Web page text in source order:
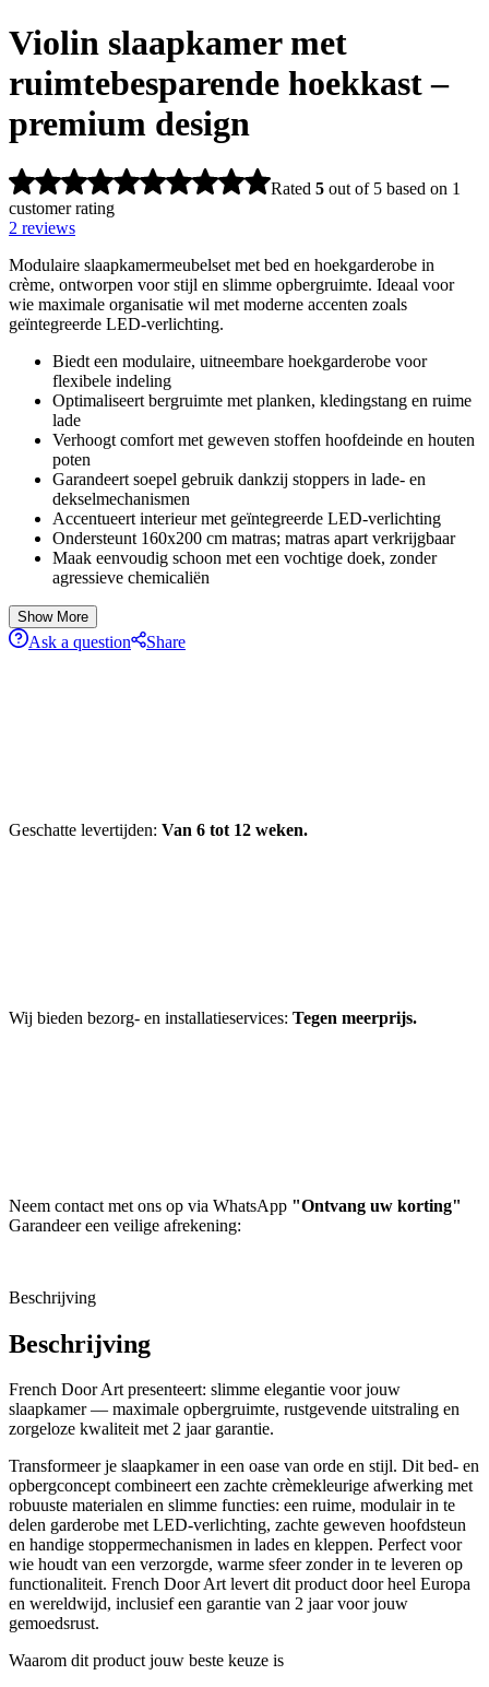
Violin slaapkamer met
ruimtebesparende hoekkast –
premium design
Rated 5 out of 5 based on 1
customer rating
2 reviews
Modulaire slaapkamermeubelset met bed en hoekgarderobe in
crème, ontworpen voor stijl en slimme opbergruimte. Ideaal voor
wie maximale organisatie wil met moderne accenten zoals
geïntegreerde LED-verlichting.
Biedt een modulaire, uitneembare hoekgarderobe voor
flexibele indeling
Optimaliseert bergruimte met planken, kledingstang en ruime
lade
Verhoogt comfort met geweven stoffen hoofdeinde en houten
poten
Garandeert soepel gebruik dankzij stoppers in lade- en
dekselmechanismen
Accentueert interieur met geïntegreerde LED-verlichting
Ondersteunt 160x200 cm matras; matras apart verkrijgbaar
Maak eenvoudig schoon met een vochtige doek, zonder
agressieve chemicaliën
Show More
Ask a question Share
Geschatte levertijden: Van 6 tot 12 weken.
Wij bieden bezorg- en installatieservices: Tegen meerprijs.
Neem contact met ons op via WhatsApp "Ontvang uw korting"
Garandeer een veilige afrekening:
Beschrijving
Beschrijving
French Door Art presenteert: slimme elegantie voor jouw
slaapkamer — maximale opbergruimte, rustgevende uitstraling en
zorgeloze kwaliteit met 2 jaar garantie.
Transformeer je slaapkamer in een oase van orde en stijl. Dit bed- en
opbergconcept combineert een zachte crèmekleurige afwerking met
robuuste materialen en slimme functies: een ruime, modulair in te
delen garderobe met LED-verlichting, zachte geweven hoofdsteun
en handige stoppermechanismen in lades en kleppen. Perfect voor
wie houdt van een verzorgde, warme sfeer zonder in te leveren op
functionaliteit. French Door Art levert dit product door heel Europa
en wereldwijd, inclusief een garantie van 2 jaar voor jouw
gemoedsrust.
Waarom dit product jouw beste keuze is